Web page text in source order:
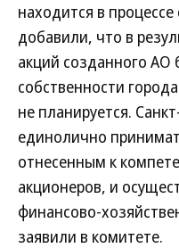
находится в
добавили, что в
акций созданного АО
собственности
не планируется.
единолично
отнесенным к
акционеров, и
финансово-
заявили в комитете.